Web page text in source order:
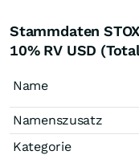
Stammdaten
10% RV USD
Name
Namenszusatz
Kategorie